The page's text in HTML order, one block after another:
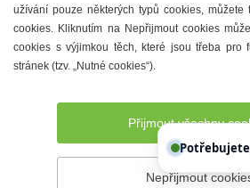
Městské muzeum a
Denní meníčka
Prohlášení o přístupnosti Správce
užívání pouze některých typů cookies,
cookies. Kliknutím na Nepřijmout cookies
cookies s výjimkou těch, které jsou třeba pro
stránek (tzv. „Nutné cookies“).
Přijmout všechny
Nepřijmout
Potřebujete poradit?